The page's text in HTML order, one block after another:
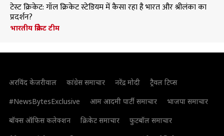
टेस्ट क्रिकेट: गॉल क्रिकेट स्टेडियम में कैसा रहा है भारत और श्रीलंका का
प्रदर्शन?
भारतीय क्रिकेट टीम
अरविंद केजरीवाल कांग्रेस समाचार नरेंद्र मोदी
ट्रैवल टिप्स
#NewsBytesExclusive
आम आदमी पार्टी समाचार
भाजपा समाचार
बॉक्स ऑफिस कलेक्शन
क्रिकेट समाचार
फुटबॉल समाचार